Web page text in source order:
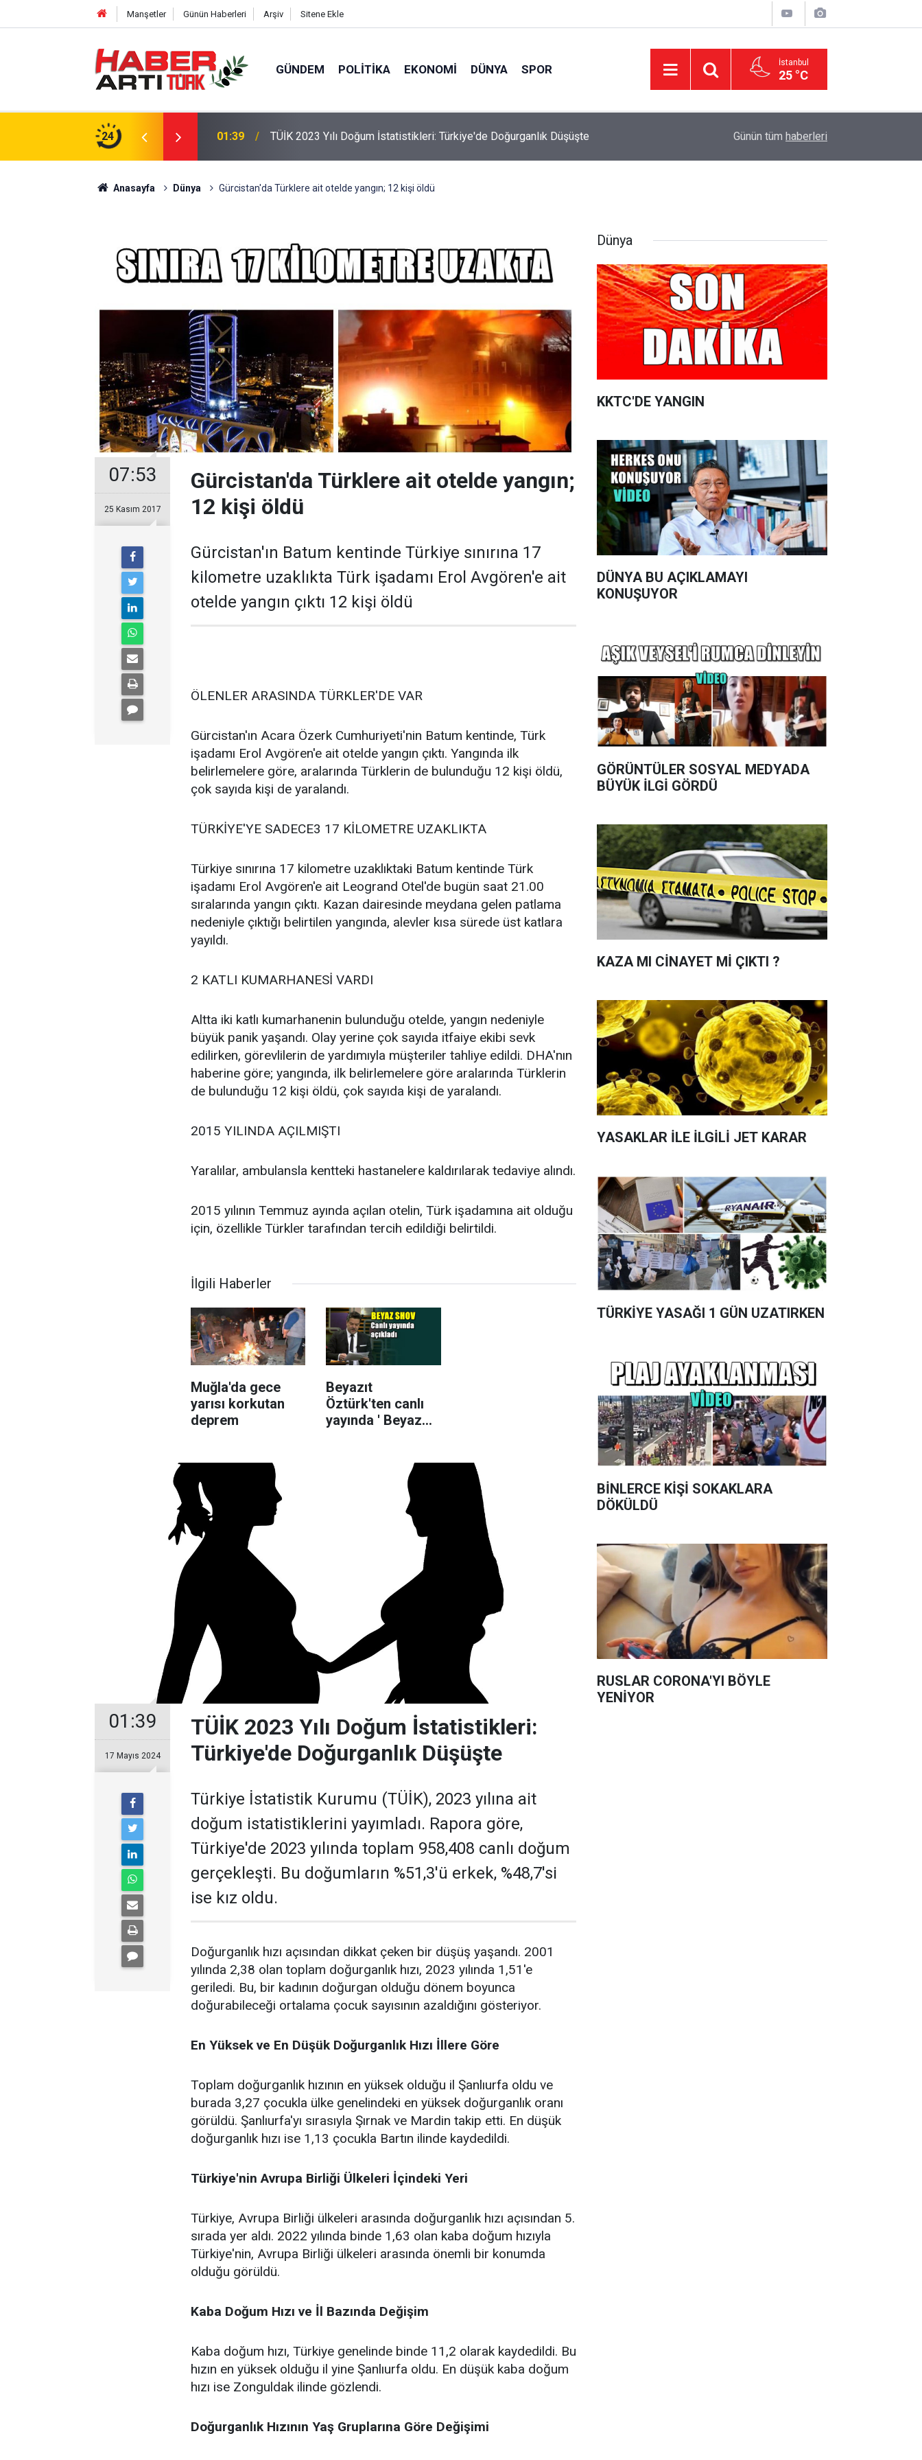
Manşetler Günün Haberleri Arşiv Sitene Ekle
GÜNDEM POLITIKA EKONOMI DÜNYA SPOR İstanbul
25 °C
24
Türkiye'de Doğurganlık Düşüşte 22:47 16 Maddelik Maden Kanunu Teklif Kabul Edildi DEVA Partisi'nde Büyük Kongre Hazırlıkları
Günün tüm haberleri
Anasayfa Dünya Gürcistan'da Türklere ait otelde yangın; 12 kişi öldü
07:53
25 Kasım 2017
Gürcistan'da Türklere ait otelde yangın;
12 kişi öldü
Gürcistan'ın Batum kentinde Türkiye sınırına 17
kilometre uzaklıkta Türk işadamı Erol Avgören'e ait
otelde yangın çıktı 12 kişi öldü
ÖLENLER ARASINDA TÜRKLER'DE VAR
Gürcistan'ın Acara Özerk Cumhuriyeti'nin Batum kentinde, Türk
işadamı Erol Avgören'e ait otelde yangın çıktı. Yangında ilk
belirlemelere göre, aralarında Türklerin de bulunduğu 12 kişi öldü,
çok sayıda kişi de yaralandı.
TÜRKİYE'YE SADECE3 17 KİLOMETRE UZAKLIKTA
Türkiye sınırına 17 kilometre uzaklıktaki Batum kentinde Türk
işadamı Erol Avgören'e ait Leogrand Otel'de bugün saat 21.00
sıralarında yangın çıktı. Kazan dairesinde meydana gelen patlama
nedeniyle çıktığı belirtilen yangında, alevler kısa sürede üst katlara
yayıldı.
2 KATLI KUMARHANESİ VARDI
Altta iki katlı kumarhanenin bulunduğu otelde, yangın nedeniyle
büyük panik yaşandı. Olay yerine çok sayıda itfaiye ekibi sevk
edilirken, görevlilerin de yardımıyla müşteriler tahliye edildi. DHA'nın
haberine göre; yangında, ilk belirlemelere göre aralarında Türklerin
de bulunduğu 12 kişi öldü, çok sayıda kişi de yaralandı.
2015 YILINDA AÇILMIŞTI
Yaralılar, ambulansla kentteki hastanelere kaldırılarak tedaviye alındı.
2015 yılının Temmuz ayında açılan otelin, Türk işadamına ait olduğu
için, özellikle Türkler tarafından tercih edildiği belirtildi.
İlgili Haberler
Muğla'da gece
yarısı korkutan
deprem
Beyazıt
Öztürk'ten canlı
yayında ' Beyaz
01:39
17 Mayıs 2024
TÜİK 2023 Yılı Doğum İstatistikleri:
Türkiye'de Doğurganlık Düşüşte
Türkiye İstatistik Kurumu (TÜİK), 2023 yılına ait
doğum istatistiklerini yayımladı. Rapora göre,
Türkiye'de 2023 yılında toplam 958,408 canlı doğum
gerçekleşti. Bu doğumların %51,3'ü erkek, %48,7'si
ise kız oldu.
Doğurganlık hızı açısından dikkat çeken bir düşüş yaşandı. 2001
yılında 2,38 olan toplam doğurganlık hızı, 2023 yılında 1,51'e
geriledi. Bu, bir kadının doğurgan olduğu dönem boyunca
doğurabileceği ortalama çocuk sayısının azaldığını gösteriyor.
En Yüksek ve En Düşük Doğurganlık Hızı İllere Göre
Toplam doğurganlık hızının en yüksek olduğu il Şanlıurfa oldu ve
burada 3,27 çocukla ülke genelindeki en yüksek doğurganlık oranı
görüldü. Şanlıurfa'yı sırasıyla Şırnak ve Mardin takip etti. En düşük
doğurganlık hızı ise 1,13 çocukla Bartın ilinde kaydedildi.
Türkiye'nin Avrupa Birliği Ülkeleri İçindeki Yeri
Türkiye, Avrupa Birliği ülkeleri arasında doğurganlık hızı açısından 5.
sırada yer aldı. 2022 yılında binde 1,63 olan kaba doğum hızıyla
Türkiye'nin, Avrupa Birliği ülkeleri arasında önemli bir konumda
olduğu görüldü.
Kaba Doğum Hızı ve İl Bazında Değişim
Kaba doğum hızı, Türkiye genelinde binde 11,2 olarak kaydedildi. Bu
hızın en yüksek olduğu il yine Şanlıurfa oldu. En düşük kaba doğum
hızı ise Zonguldak ilinde gözlendi.
Doğurganlık Hızının Yaş Gruplarına Göre Değişimi
Dünya
KKTC'DE YANGIN
DÜNYA BU AÇIKLAMAYI
KONUŞUYOR
GÖRÜNTÜLER SOSYAL MEDYADA
BÜYÜK İLGİ GÖRDÜ
KAZA MI CİNAYET Mİ ÇIKTI ?
YASAKLAR İLE İLGİLİ JET KARAR
TÜRKİYE YASAĞI 1 GÜN UZATIRKEN
BİNLERCE KİŞİ SOKAKLARA
DÖKÜLDÜ
RUSLAR CORONA'YI BÖYLE
YENİYOR